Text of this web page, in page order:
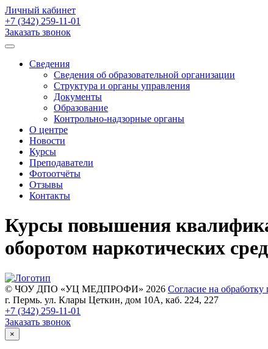
Личный кабинет
+7 (342) 259-11-01
Заказать звонок
Сведения
Сведения об образовательной организации
Структура и органы управления
Документы
Образование
Контрольно-надзорные органы
О центре
Новости
Курсы
Преподаватели
Фотоотчёты
Отзывы
Контакты
Курсы повышения
оборотом наркотических
© ЧОУ ДПО «УЦ МЕДПРОФИ» 2026 Согласие на
г. Пермь. ул. Клары Цеткин, дом 10А, каб. 224, 227
+7 (342) 259-11-01
Заказать звонок
×